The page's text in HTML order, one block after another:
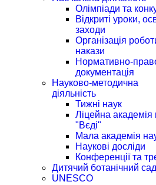
Олімпіади та
Відкриті уроки,
заходи
Організація
накази
Нормативно-
документація
Науково-методична
діяльність
Тижні наук
Ліцейна академія
"Вєді"
Мала академія
Наукові досліди
Конференції та
Дитячий ботанічний сад
UNESCO